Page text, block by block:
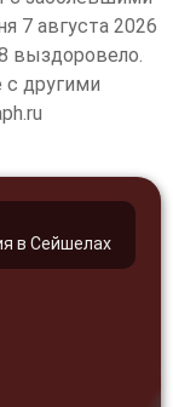
7 августа 2026
выздоровело.
с другими
в Сейшелах